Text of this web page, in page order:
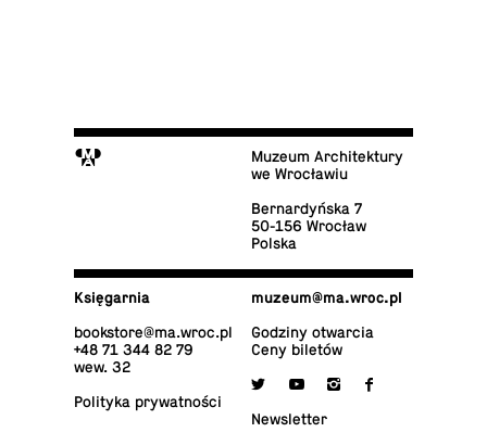
M
Muzeum Architektury
we Wrocławiu
Ber­nar­dyń­ska 7
50-156 Wrocław
Polska
Księ­gar­nia
bo­ok­sto­re@​ma.​wroc.​pl
+48 71 344 82 79
wew. 32
Po­li­ty­ka prywatności
muzeum@​ma.​wroc.​pl
Godziny otwarcia
Ceny biletów
 y i f
New­slet­ter